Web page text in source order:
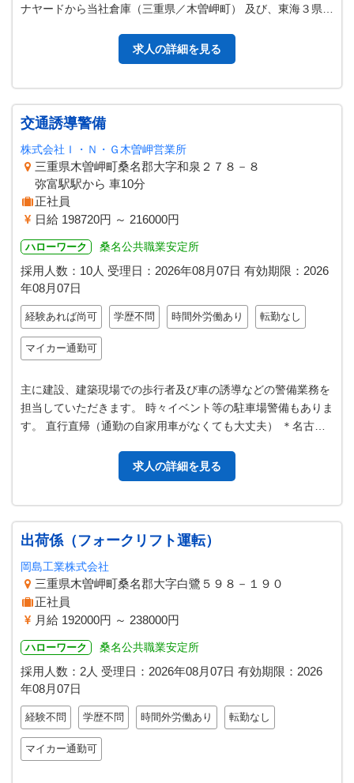
ナヤードから当社倉庫（三重県／木曽岬町） 及び、東海３県の
求人の詳細を見る
交通誘導警備
株式会社Ｉ・Ｎ・Ｇ木曽岬営業所
三重県木曽岬町桑名郡大字和泉２７８－８
弥富駅駅から 車10分
正社員
日給 198720円 ～ 216000円
ハローワーク 桑名公共職業安定所
採用人数：10人 受理日： 2026年08月07日 有効期限： 2026
年08月07日
経験あれば尚可 学歴不問 時間外労働あり 転勤なし
マイカー通勤可
主に建設、建築現場での歩行者及び車の誘導などの警備業務を
担当していただきます。 時々イベント等の駐車場警備もありま
す。 直行直帰（通勤の自家用車がなくても大丈夫） ＊名古屋
求人の詳細を見る
出荷係（フォークリフト運転）
岡島工業株式会社
三重県木曽岬町桑名郡大字白鷺５９８－１９０
正社員
月給 192000円 ～ 238000円
ハローワーク 桑名公共職業安定所
採用人数：2人 受理日： 2026年08月07日 有効期限： 2026
年08月07日
経験不問 学歴不問 時間外労働あり 転勤なし
マイカー通勤可